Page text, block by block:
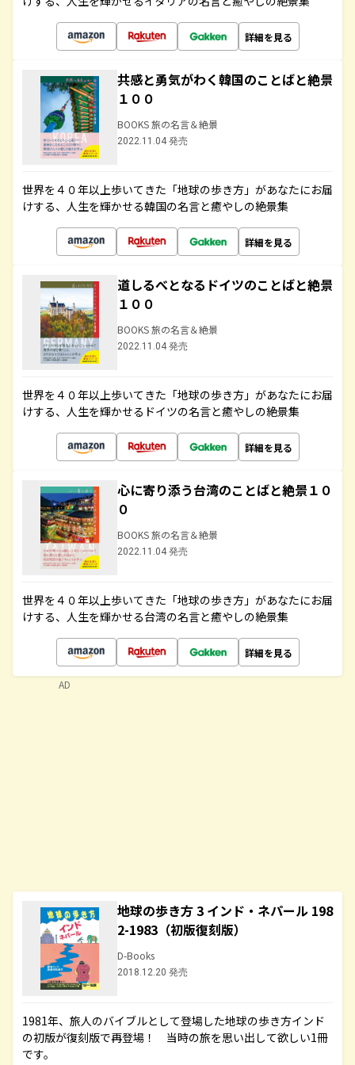
詳細を見る
共感と勇気がわく韓国のことばと絶景
１００
BOOKS 旅の名言＆絶景
2022.11.04 発売
世界を４０年以上歩いてきた「地球の歩き方」があなたにお届
けする、人生を輝かせる韓国の名言と癒やしの絶景集
詳細を見る
道しるべとなるドイツのことばと絶景
１００
BOOKS 旅の名言＆絶景
2022.11.04 発売
世界を４０年以上歩いてきた「地球の歩き方」があなたにお届
けする、人生を輝かせるドイツの名言と癒やしの絶景集
詳細を見る
心に寄り添う台湾のことばと絶景１０
０
BOOKS 旅の名言＆絶景
2022.11.04 発売
世界を４０年以上歩いてきた「地球の歩き方」があなたにお届
けする、人生を輝かせる台湾の名言と癒やしの絶景集
詳細を見る
地球の歩き方 3 インド・ネパール 198
2-1983（初版復刻版）
D-Books
2018.12.20 発売
1981年、旅人のバイブルとして登場した地球の歩き方インド
の初版が復刻版で再登場！ 当時の旅を思い出して欲しい1冊
です。
AD